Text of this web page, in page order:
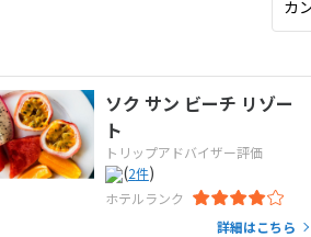
ソク サン ビーチ リゾー
ト
トリップアドバイザー評価
(2件)
ホテルランク
詳細はこちら